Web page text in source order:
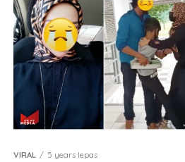
VIRAL 5 years lepas